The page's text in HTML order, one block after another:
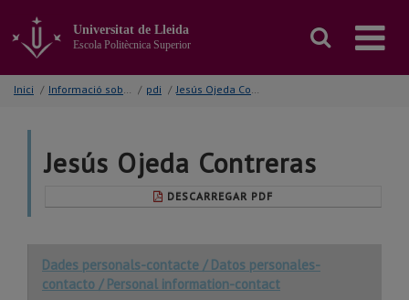
contingut
principal
Universitat de Lleida
Escola Politècnica Superior
Inici / Informació sobre... / pdi / Jesús Ojeda Conteras
Jesús Ojeda Contreras
DESCARREGAR PDF
Dades personals-contacte / Datos personales-
contacto / Personal information-contact